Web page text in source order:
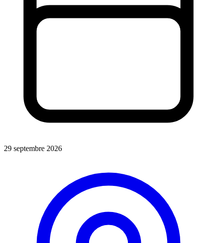
29 septembre 2026